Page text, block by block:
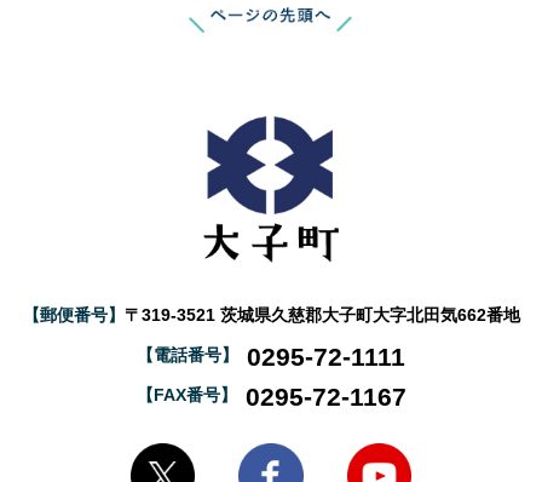
【郵便番号】 〒319-3521 茨城県久慈郡大子町大字北田気662番地
【電話番号】 0295-72-1111
【FAX番号】 0295-72-1167
大子町Twitter 大子町Facebook